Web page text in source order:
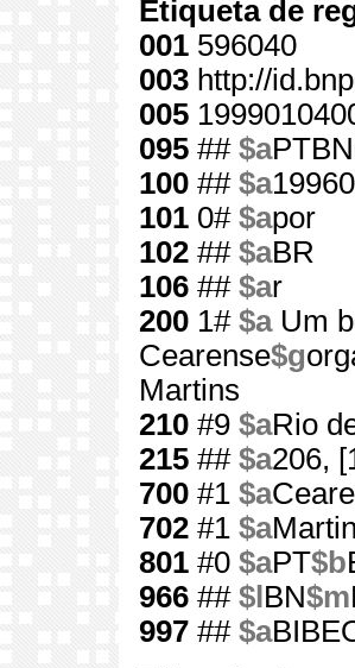
Etiqueta de
001 596040
003 http://
005
095 ## $a
100 ## $a
101 0# $apor
102 ## $aBR
106 ## $ar
200 1# $aUm
Cearense$g
Martins
210 #9 $aRio
215 ## $a206,
700 #1 $a
702 #1 $a
801 #0 $aPT$b
966 ## $l BN$m
997 ## $a